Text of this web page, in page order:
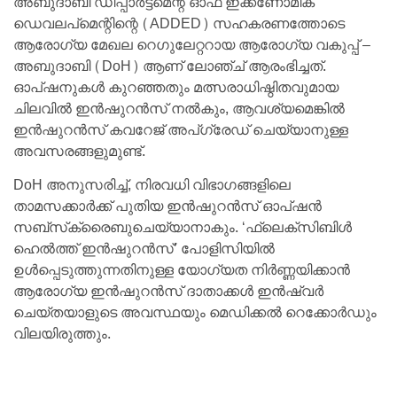
ഡെവലപ്‌മെന്റിന്റെ (ADDED) സഹകരണത്തോടെ
ആരോഗ്യ മേഖല റെഗുലേറ്ററായ ആരോഗ്യ വകുപ്പ് –
അബുദാബി (DoH) ആണ് ലോഞ്ച് ആരംഭിച്ചത്.
ഓപ്ഷനുകൾ കുറഞ്ഞതും മത്സരാധിഷ്ഠിതവുമായ
ചിലവിൽ ഇൻഷുറൻസ് നൽകും, ആവശ്യമെങ്കിൽ
ഇൻഷുറൻസ് കവറേജ് അപ്‌ഗ്രേഡ് ചെയ്യാനുള്ള
അവസരങ്ങളുമുണ്ട്.
DoH അനുസരിച്ച്, നിരവധി വിഭാഗങ്ങളിലെ
താമസക്കാർക്ക് പുതിയ ഇൻഷുറൻസ് ഓപ്ഷൻ
സബ്‌സ്‌ക്രൈബുചെയ്യാനാകും. ‘ഫ്ലെക്സിബിൾ
ഹെൽത്ത് ഇൻഷുറൻസ്’ പോളിസിയിൽ
ഉൾപ്പെടുത്തുന്നതിനുള്ള യോഗ്യത നിർണ്ണയിക്കാൻ
ആരോഗ്യ ഇൻഷുറൻസ് ദാതാക്കൾ ഇൻഷ്വർ
ചെയ്തയാളുടെ അവസ്ഥയും മെഡിക്കൽ റെക്കോർഡും
വിലയിരുത്തും.